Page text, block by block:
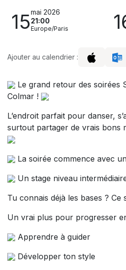
15mai 2026
21:00
Europe/Paris
Ajouter au calendrier :
Le grand retour des soirées
Colmar !
L’endroit parfait pour danser,
surtout partager de vrais bons
La soirée commence avec
Un stage niveau
Tu connais déjà les bases ?
Un vrai plus pour progresser
Apprendre à guider
Développer ton style